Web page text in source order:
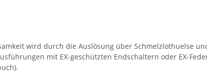
wird durch die Auslösung über Schmelzlothuelse
mit EX-geschützten Endschaltern oder EX-